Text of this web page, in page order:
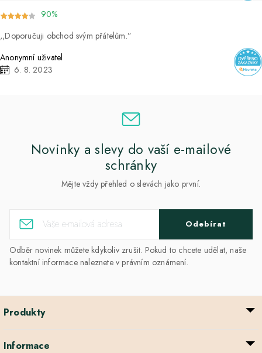
90%
Doporučuji obchod svým přátelům.
Anonymní uživatel
6. 8. 2023
Novinky a slevy do vaší e-mailové
schránky
Mějte vždy přehled o slevách jako první.
Odebírat
Odběr novinek můžete kdykoliv zrušit. Pokud to chcete udělat, naše
kontaktní informace naleznete v právním oznámení.
Produkty
Informace